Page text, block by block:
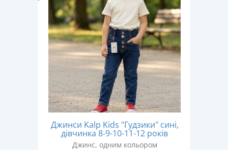
Джинси Kalp Kids "Гудзики" сині,
дівчинка 8-9-10-11-12 років
Джинс, одним кольором